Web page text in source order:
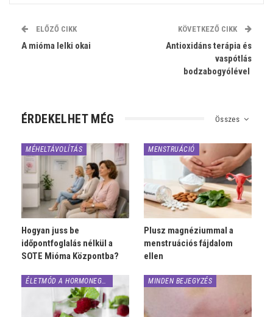
ELŐZŐ CIKK
A mióma lelki okai
KÖVETKEZŐ CIKK
Antioxidáns terápia és
vaspótlás
bodzabogyólével
Összes
ÉRDEKELHET MÉG
MÉHELTÁVOLÍTÁS
Hogyan juss be
időpontfoglalás nélkül a
SOTE Mióma Központba?
MENSTRUÁCIÓ
Plusz magnéziummal a
menstruációs fájdalom
ellen
ÉLETMÓD A HORMONEGYENSÚLYÉRT MINDEN BEJEGYZÉS